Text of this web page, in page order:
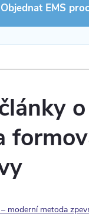
EMS
moderní metoda